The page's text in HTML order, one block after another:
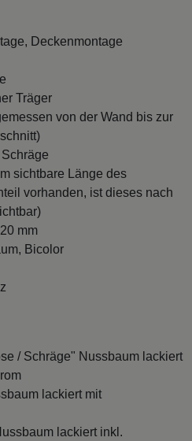
Deckenmontage
Träger
von der Wand bis zur
sichtbare Länge des
vorhanden, ist dieses nach
mm
Bicolor
/ Schräge" Nussbaum lackiert
lackiert mit
lackiert inkl.